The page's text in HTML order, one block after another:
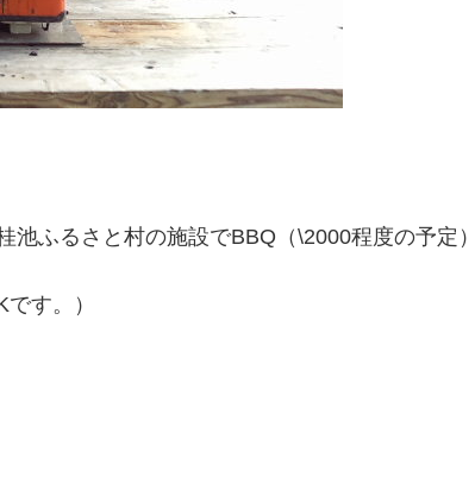
ふるさと村の施設でBBQ（\2000程度の予定）
す。）